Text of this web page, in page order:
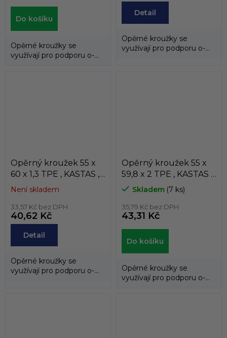
Do košíku
Opěrné kroužky se
využívají pro podporu o-
Detail
Opěrné kroužky se
využívají pro podporu o-
Opěrný kroužek 55 x
60 x 1,3 TPE , KASTAS ,
K81-055/5
Není skladem
33,57 Kč bez DPH
40,62 Kč
Detail
Opěrné kroužky se
využívají pro podporu o-
Opěrný kroužek 55 x
59,8 x 2 TPE , KASTAS ,
K81-055/3
Skladem (7 ks)
35,79 Kč bez DPH
43,31 Kč
Do košíku
Opěrné kroužky se
využívají pro podporu o-